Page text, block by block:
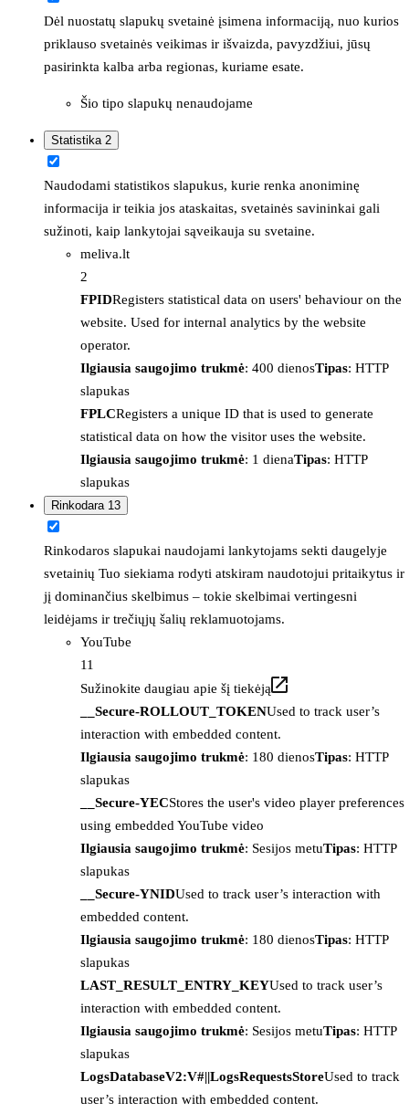
Dėl nuostatų slapukų svetainė įsimena informaciją, nuo kurios
priklauso svetainės veikimas ir išvaizda, pavyzdžiui, jūsų
pasirinkta kalba arba regionas, kuriame esate.
Šio tipo slapukų nenaudojame
Statistika 2
Naudodami statistikos slapukus, kurie renka anoniminę
informacija ir teikia jos ataskaitas, svetainės savininkai gali
sužinoti, kaip lankytojai sąveikauja su svetaine.
meliva.lt
2
FPIDRegisters statistical data on users' behaviour on the
website. Used for internal analytics by the website
operator.
Ilgiausia saugojimo trukmė: 400 dienosTipas: HTTP
slapukas
FPLCRegisters a unique ID that is used to generate
statistical data on how the visitor uses the website.
Ilgiausia saugojimo trukmė: 1 dienaTipas: HTTP
slapukas
Rinkodara 13
Rinkodaros slapukai naudojami lankytojams sekti daugelyje
svetainių Tuo siekiama rodyti atskiram naudotojui pritaikytus ir
jį dominančius skelbimus – tokie skelbimai vertingesni
leidėjams ir trečiųjų šalių reklamuotojams.
YouTube
11
Sužinokite daugiau apie šį tiekėją
__Secure-ROLLOUT_TOKENUsed to track user’s
interaction with embedded content.
Ilgiausia saugojimo trukmė: 180 dienosTipas: HTTP
slapukas
__Secure-YECStores the user's video player preferences
using embedded YouTube video
Ilgiausia saugojimo trukmė: Sesijos metuTipas: HTTP
slapukas
__Secure-YNIDUsed to track user’s interaction with
embedded content.
Ilgiausia saugojimo trukmė: 180 dienosTipas: HTTP
slapukas
LAST_RESULT_ENTRY_KEYUsed to track user’s
interaction with embedded content.
Ilgiausia saugojimo trukmė: Sesijos metuTipas: HTTP
slapukas
LogsDatabaseV2:V#||LogsRequestsStoreUsed to track
user’s interaction with embedded content.